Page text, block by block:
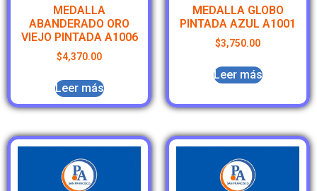
MEDALLA
ABANDERADO ORO
VIEJO PINTADA A1006
$4,370.00
Leer más
MEDALLA GLOBO
PINTADA AZUL A1001
$3,750.00
Leer más